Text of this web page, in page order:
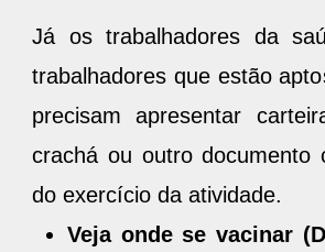
Já os trabalhadores da
trabalhadores que estão
precisam apresentar
crachá ou outro documento
do exercício da atividade.
Veja onde se vacinar